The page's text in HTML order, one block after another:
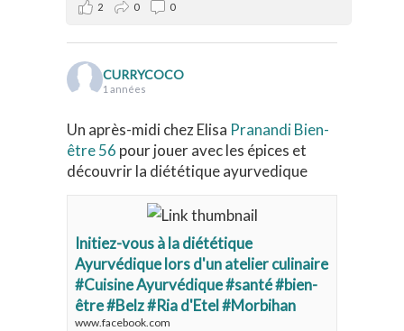
2 0 0
CURRYCOCO
1 années
Un après-midi chez Elisa Pranandi Bien-
être 56 pour jouer avec les épices et
découvrir la diététique ayurvedique
Initiez-vous à la diététique
Ayurvédique lors d'un atelier culinaire
#Cuisine Ayurvédique #santé #bien-
être #Belz #Ria d'Etel #Morbihan
www.facebook.com